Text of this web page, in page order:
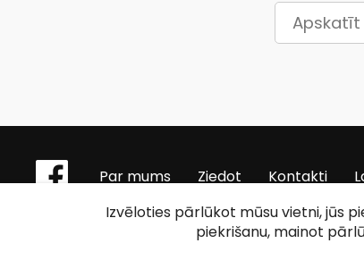
Apskatīt
Par mums Ziedot Kontakti
Izvēloties pārlūkot mūsu vietni, jūs
piekrišanu, mainot